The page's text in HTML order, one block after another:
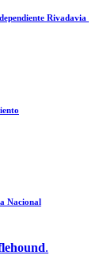
Rivadavia
Nacional
.